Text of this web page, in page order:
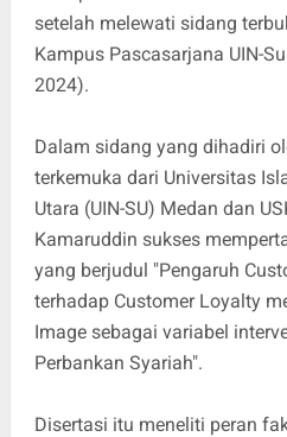
setelah melewati sidang
Kampus Pascasarjana UIN-
2024).
Dalam sidang yang dihadiri
terkemuka dari Universitas
Utara (UIN-SU) Medan dan
Kamaruddin sukses
yang berjudul "Pengaruh
terhadap Customer Loyalty
Image sebagai variabel
Perbankan Syariah".
Disertasi itu meneliti peran